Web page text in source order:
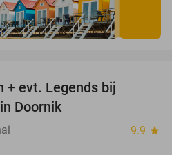
+ evt. Legends bij
Doornik
9.9 star